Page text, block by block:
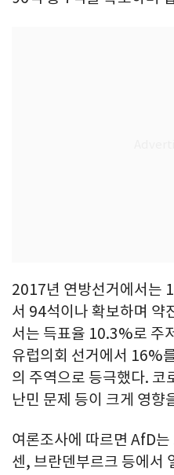
2017년 연방선거에서는
서 94석이나 확보하며 약
서는 득표율 10.3%로 주
유럽의회 선거에서 16%
의 주역으로 등극했다. 코
난민 문제 등이 크게 영향
여론조사에 따르면 AfD
센, 브란덴부르크 등에서